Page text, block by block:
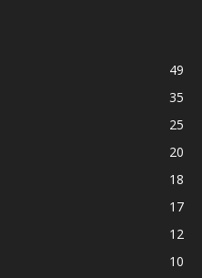
49
35
25
20
18
17
12
10